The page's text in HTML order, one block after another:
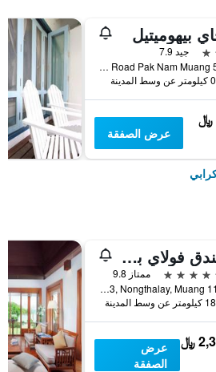
بيهوميتيل
جيد 7.9
52 Soi 5 Maharat Road Pak Nam Muang, كرابي, تايلاند
عرض الصفقة
فندق فولاي باي، أريتز-كارلتون
ممتاز 9.8
111 Moo 3, Nongthalay, Muang, كرابي, تايلاند
وسط المدينة
﷼
عرض
الصفقة